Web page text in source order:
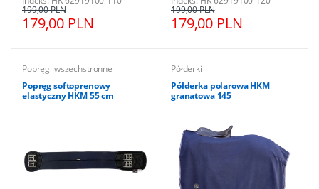
179,00 PLN
199,00 PLN
179,00 PLN
199,00 PLN
Popręgi wszechstronne
Popręg softoprenowy
elastyczny HKM 55 cm
Półderki
Półderka polarowa HKM
granatowa 145